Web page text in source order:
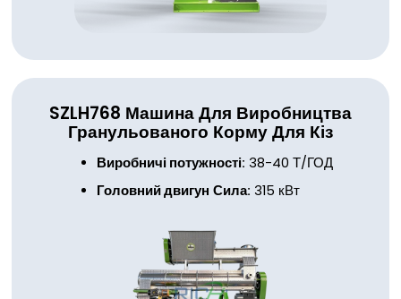
SZLH768 Машина Для Виробництва
Гранульованого Корму Для Кіз
Виробничі потужності: 38-40 Т/ГОД
Головний двигун Сила: 315 кВт